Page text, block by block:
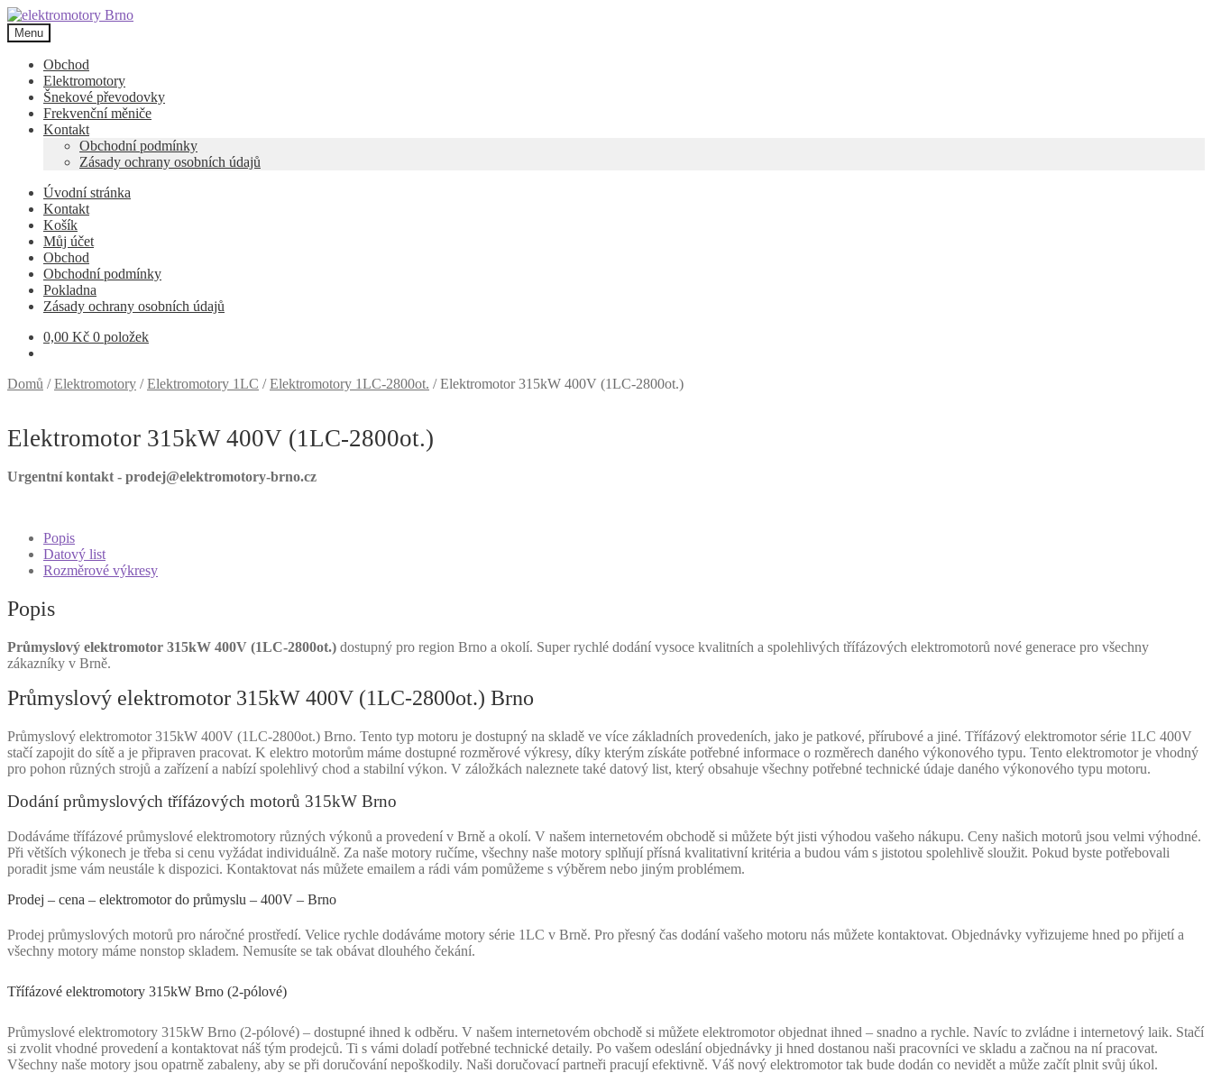
Přeskočit
na
navigaci
Přejít
k
obsahu
webu
Menu
Obchod
Elektromotory
Šnekové převodovky
Frekvenční měniče
Kontakt
Obchodní podmínky
Zásady ochrany osobních údajů
Úvodní stránka
Kontakt
Košík
Můj účet
Obchod
Obchodní podmínky
Pokladna
Zásady ochrany osobních údajů
0,00 Kč 0 položek
Domů /Elektromotory /Elektromotory 1LC /Elektromotory 1LC-2800ot. /Elektromotor 315kW 400V (1LC-2800ot.)
Elektromotor 315kW 400V (1LC-2800ot.)
Urgentní kontakt - prodej@elektromotory-brno.cz
Popis
Datový list
Rozměrové výkresy
Popis
Průmyslový elektromotor 315kW 400V (1LC-2800ot.) dostupný pro region Brno a okolí. Super rychlé dodání vysoce kvalitních a spolehlivých třífázových elektromotorů nové generace pro všechny
zákazníky v Brně.
Průmyslový elektromotor 315kW 400V (1LC-2800ot.) Brno
Průmyslový elektromotor 315kW 400V (1LC-2800ot.) Brno. Tento typ motoru je dostupný na skladě ve více základních provedeních, jako je patkové, přírubové a jiné. Třífázový elektromotor série 1LC 400V
stačí zapojit do sítě a je připraven pracovat. K elektro motorům máme dostupné rozměrové výkresy, díky kterým získáte potřebné informace o rozměrech daného výkonového typu. Tento elektromotor je vhodný
pro pohon různých strojů a zařízení a nabízí spolehlivý chod a stabilní výkon. V záložkách naleznete také datový list, který obsahuje všechny potřebné technické údaje daného výkonového typu motoru.
Dodání průmyslových třífázových motorů 315kW Brno
Dodáváme třífázové průmyslové elektromotory různých výkonů a provedení v Brně a okolí. V našem internetovém obchodě si můžete být jisti výhodou vašeho nákupu. Ceny našich motorů jsou velmi výhodné.
Při větších výkonech je třeba si cenu vyžádat individuálně. Za naše motory ručíme, všechny naše motory splňují přísná kvalitativní kritéria a budou vám s jistotou spolehlivě sloužit. Pokud byste potřebovali
poradit jsme vám neustále k dispozici. Kontaktovat nás můžete emailem a rádi vám pomůžeme s výběrem nebo jiným problémem.
Prodej – cena – elektromotor do průmyslu – 400V – Brno
Prodej průmyslových motorů pro náročné prostředí. Velice rychle dodáváme motory série 1LC v Brně. Pro přesný čas dodání vašeho motoru nás můžete kontaktovat. Objednávky vyřizujeme hned po přijetí a
všechny motory máme nonstop skladem. Nemusíte se tak obávat dlouhého čekání.
Třífázové elektromotory 315kW Brno (2-pólové)
Průmyslové elektromotory 315kW Brno (2-pólové) – dostupné ihned k odběru. V našem internetovém obchodě si můžete elektromotor objednat ihned – snadno a rychle. Navíc to zvládne i internetový laik. Stačí
si zvolit vhodné provedení a kontaktovat náš tým prodejců. Ti s vámi doladí potřebné technické detaily. Po vašem odeslání objednávky ji hned dostanou naši pracovníci ve skladu a začnou na ní pracovat.
Všechny naše motory jsou opatrně zabaleny, aby se při doručování nepoškodily. Naši doručovací partneři pracují efektivně. Váš nový elektromotor tak bude dodán co nevidět a může začít plnit svůj úkol.